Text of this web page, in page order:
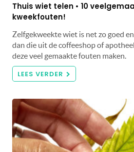
Thuis wiet telen • 10
kweekfouten!
Zelfgekweekte wiet is net zo goed
dan die uit de coffeeshop of
deze veel gemaakte fouten maken.
LEES VERDER